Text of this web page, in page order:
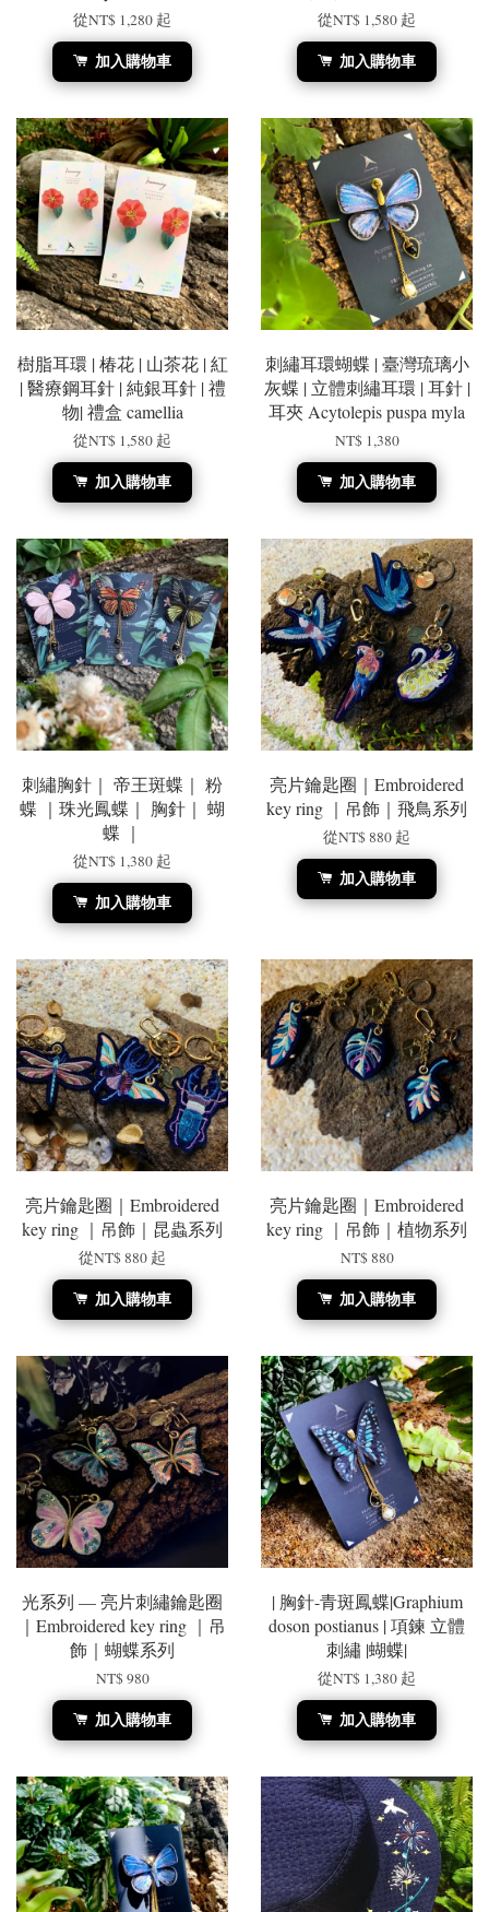
從NT$ 1,280 起
加入購物車
從NT$ 1,580 起
加入購物車
樹脂耳環 | 椿花 | 山茶花 | 紅
| 醫療鋼耳針 | 純銀耳針 | 禮
物| 禮盒 camellia
從NT$ 1,580 起
加入購物車
刺繡耳環蝴蝶 | 臺灣琉璃小
灰蝶 | 立體刺繡耳環 | 耳針 |
耳夾 Acytolepis puspa myla
NT$ 1,380
加入購物車
刺繡胸針｜ 帝王斑蝶｜ 粉
蝶 ｜珠光鳳蝶｜ 胸針｜ 蝴
蝶 ｜
從NT$ 1,380 起
加入購物車
亮片鑰匙圈｜Embroidered
key ring ｜吊飾｜飛鳥系列
從NT$ 880 起
加入購物車
亮片鑰匙圈｜Embroidered
key ring ｜吊飾｜昆蟲系列
從NT$ 880 起
加入購物車
亮片鑰匙圈｜Embroidered
key ring ｜吊飾｜植物系列
NT$ 880
加入購物車
光系列 — 亮片刺繡鑰匙圈
｜Embroidered key ring ｜吊
飾｜蝴蝶系列
NT$ 980
加入購物車
| 胸針-青斑鳳蝶|Graphium
doson postianus | 項鍊 立體
刺繡 |蝴蝶|
從NT$ 1,380 起
加入購物車